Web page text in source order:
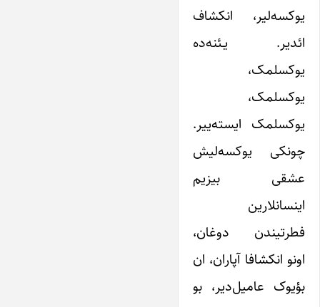
یوکسه‌لیر، انکشاف
ائدیر. یـئنه‌ده
یوکسلمک،
یوکسلمک،
یوکسلمک ایسته‌ییر.
چونکی یوکسه‌لیش
عشقی بیزیم
اینسانلارین
فطرتیندن دوغان،
اونو انکشافا آپاران، ان
بؤیوک عامیل‌دیر، بو